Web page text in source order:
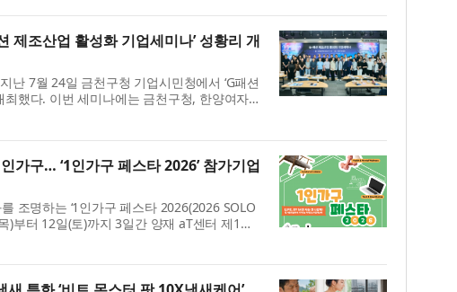
제조산업 활성화 기업세미나’ 성황리 개
난 7월 24일 금천구청 기업시민청에서 ‘G패션
했다. 이번 세미나에는 금천구청, 한양여자대
협회, 서울의류협회 등 ...
가구… ‘1인가구 페스타 2026’ 참가기업
조명하는 ‘1인가구 페스타 2026(2026 SOLO
)부터 12일(토)까지 3일간 양재 aT센터 제1전
건 나답게’를 슬로건으...